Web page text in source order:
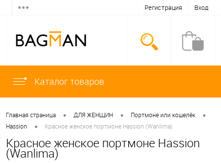
Регистрация Вход
Каталог товаров
Главная страница • ДЛЯ ЖЕНЩИН • Портмоне или кошелёк •
Hassion • Красное женское портмоне Hassion (Wanlima)
Красное женское портмоне Hassion
(Wanlima)